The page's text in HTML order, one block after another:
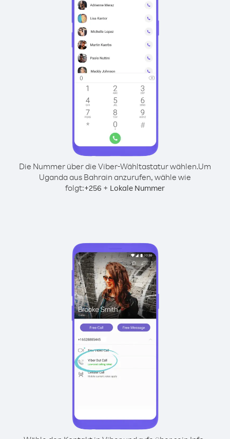
Die Nummer über die Viber-Wähltastatur wählen.Um
Uganda aus Bahrain anzurufen, wähle wie
folgt:+256 + Lokale Nummer